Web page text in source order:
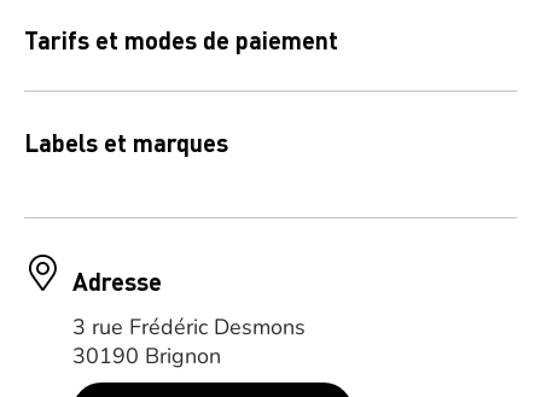
Tarifs et modes de paiement
Labels et marques
Adresse
3 rue Frédéric Desmons
30190 Brignon